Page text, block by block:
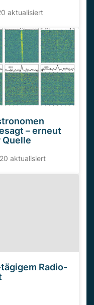
aktualisiert
– erneut
Quelle
aktualisiert
Radio-